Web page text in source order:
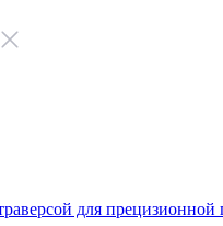
для прецизионной